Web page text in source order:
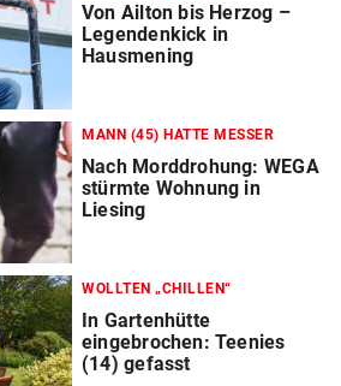
Von Ailton bis Herzog –
Legendenkick in
Hausmening
MANN (45) HATTE MESSER
Nach Morddrohung: WEGA
stürmte Wohnung in
Liesing
WOLLTEN „CHILLEN“
In Gartenhütte
eingebrochen: Teenies
(14) gefasst